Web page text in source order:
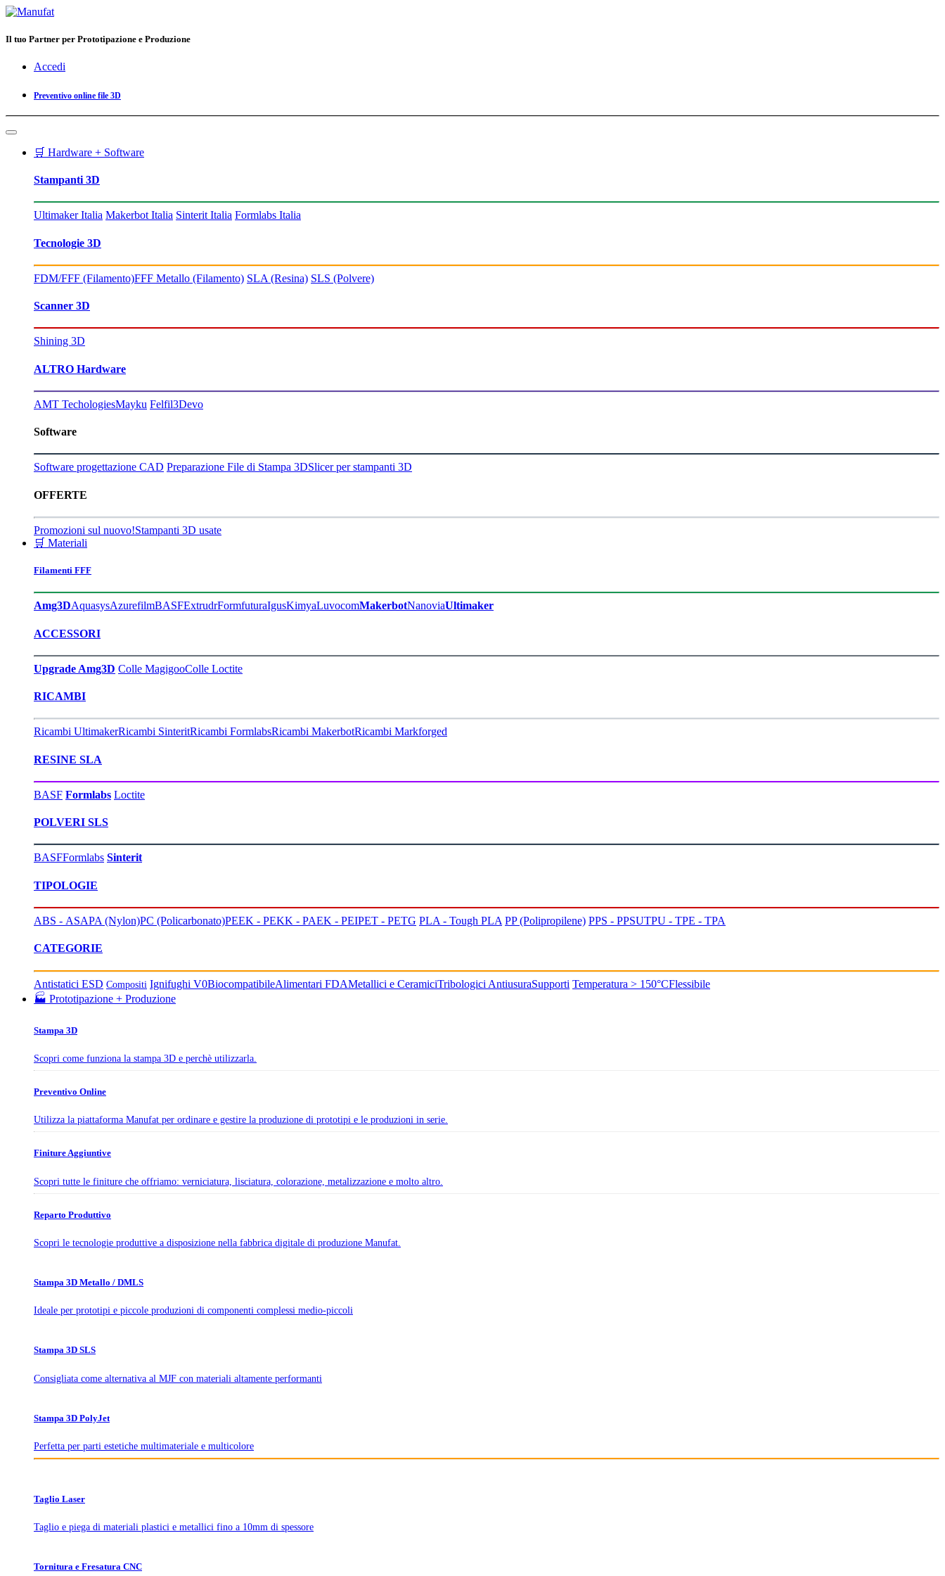
Il tuo Partner per Prototipazione e Produzione
Accedi
Preventivo online file 3D
🛒 Hardware + Software
Stampanti 3D
Ultimaker Italia Makerbot Italia Sinterit Italia Formlabs Italia
Tecnologie 3D
FDM/FFF (Filamento)FFF Metallo (Filamento) SLA (Resina) SLS (Polvere)
Scanner 3D
Shining 3D
ALTRO Hardware
AMT TechologiesMayku Felfil3Devo
Software
Software progettazione CAD Preparazione File di Stampa 3DSlicer per stampanti 3D
OFFERTE
Promozioni sul nuovo!Stampanti 3D usate
🛒 Materiali
Filamenti FFF
Amg3DAquasysAzurefilmBASFExtrudrFormfuturaIgusKimyaLuvocomMakerbotNanoviaUltimaker​
ACCESSORI
Upgrade Amg3D Colle MagigooColle Loctite
RICAMBI
Ricambi UltimakerRicambi SinteritRicambi FormlabsRicambi MakerbotRicambi Markforged
RESINE SLA
BASF Formlabs Loctite
POLVERI SLS
BASFFormlabs Sinterit
TIPOLOGIE
ABS - ASAPA (Nylon)PC (Policarbonato)PEEK - PEKK - PAEK - PEIPET - PETG PLA - Tough PLA PP (Polipropilene) PPS - PPSUTPU - TPE - TPA
CATEGORIE
Antistatici ESD Compositi Ignifughi V0BiocompatibileAlimentari FDAMetallici e CeramiciTribologici AntiusuraSupporti Temperatura > 150°CFlessibile
🏭 Prototipazione + Produzione
Stampa 3D
Scopri come funziona la stampa 3D e perchè utilizzarla.
Preventivo Online
Utilizza la piattaforma Manufat per ordinare e gestire la produzione di prototipi e le produzioni in serie.
Finiture Aggiuntive
Scopri tutte le finiture che offriamo: verniciatura, lisciatura, colorazione, metalizzazione e molto altro.
Reparto Produttivo
Scopri le tecnologie produttive a disposizione nella fabbrica digitale di produzione Manufat.
Stampa 3D Metallo / DMLS
Ideale per prototipi e piccole produzioni di componenti complessi medio-piccoli
Stampa 3D SLS
Consigliata come alternativa al MJF con materiali altamente performanti
Stampa 3D PolyJet
Perfetta per parti estetiche multimateriale e multicolore
Taglio Laser
Taglio e piega di materiali plastici e metallici fino a 10mm di spessore
Tornitura e Fresatura CNC